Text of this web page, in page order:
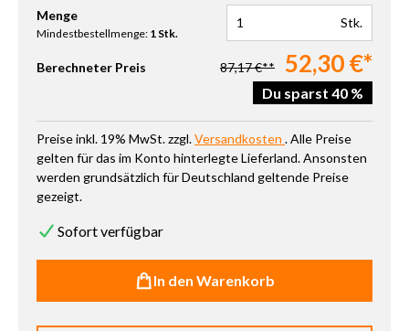
Produkt Anzahl: Gib den gewünschten Wert ein oder benutze
Menge
Mindestbestellmenge: 1 Stk.
Stk.
Berechneter Preis 87,17 €** 52,30 €*
Du sparst 40 %
Preise inkl. 19% MwSt. zzgl.Versandkosten . Alle Preise
gelten für das im Konto hinterlegte Lieferland. Ansonsten
werden grundsätzlich für Deutschland geltende Preise
gezeigt.
Sofort verfügbar
In den Warenkorb